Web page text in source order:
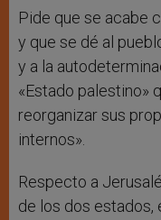
Pide que se acabe
y que se dé al
y a la
«Estado palestino»
reorganizar sus
internos».
Respecto a
de los dos estados,